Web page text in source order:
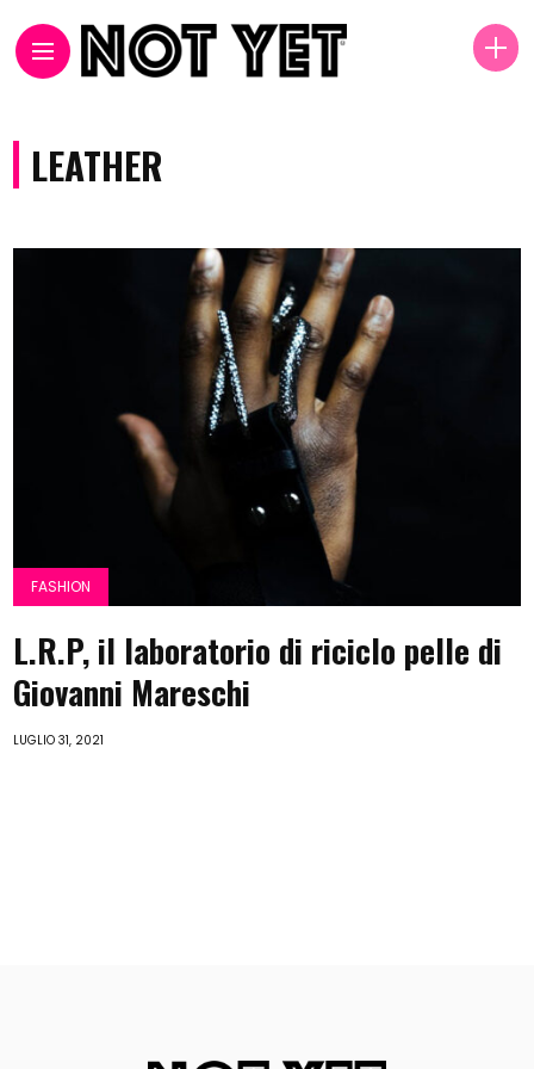
LEATHER
FASHION
L.R.P, il laboratorio di riciclo pelle di
Giovanni Mareschi
LUGLIO 31, 2021